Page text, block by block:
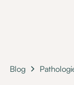
Blog